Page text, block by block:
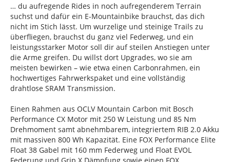
… du aufregende Rides in noch aufregenderem Terrain
suchst und dafür ein E-Mountainbike brauchst, das dich
nicht im Stich lässt. Um wurzelige und steinige Trails zu
überfliegen, brauchst du ganz viel Federweg, und ein
leistungsstarker Motor soll dir auf steilen Anstiegen unter
die Arme greifen. Du willst dort Upgrades, wo sie am
meisten bewirken – wie etwa einen Carbonrahmen, ein
hochwertiges Fahrwerkspaket und eine vollständig
drahtlose SRAM Transmission.
Einen Rahmen aus OCLV Mountain Carbon mit Bosch
Performance CX Motor mit 250 W Leistung und 85 Nm
Drehmoment samt abnehmbarem, integriertem RIB 2.0 Akku
mit massiven 800 Wh Kapazität. Eine FOX Performance Elite
Float 38 Gabel mit 160 mm Federweg und Float EVOL
Federung und Grip X Dämpfung sowie einen FOX